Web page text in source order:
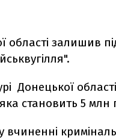
області залишив
Донецької
становить 5 млн
вчиненні